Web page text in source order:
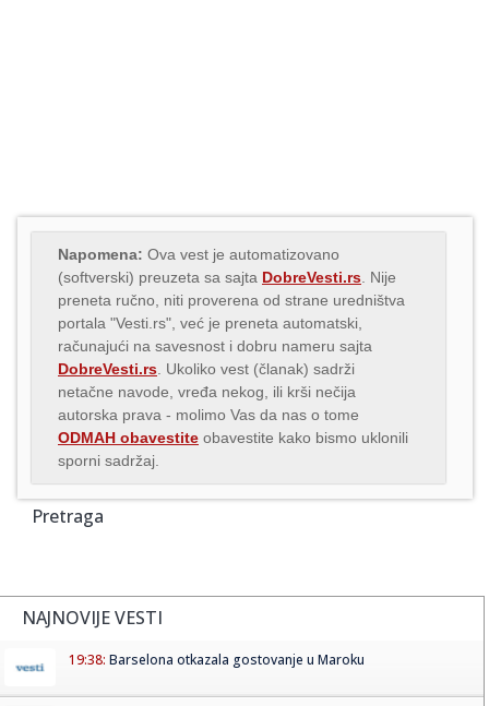
Napomena: Ova vest je automatizovano
(softverski) preuzeta sa sajta DobreVesti.rs . Nije
preneta ručno, niti proverena od strane uredništva
portala "Vesti.rs", već je preneta automatski,
računajući na savesnost i dobru nameru sajta
DobreVesti.rs . Ukoliko vest (članak) sadrži
netačne navode, vređa nekog, ili krši nečija
autorska prava - molimo Vas da nas o tome
ODMAH obavestite obavestite kako bismo uklonili
sporni sadržaj.
Pretraga
NAJNOVIJE VESTI
19:38: Barselona otkazala gostovanje u Maroku